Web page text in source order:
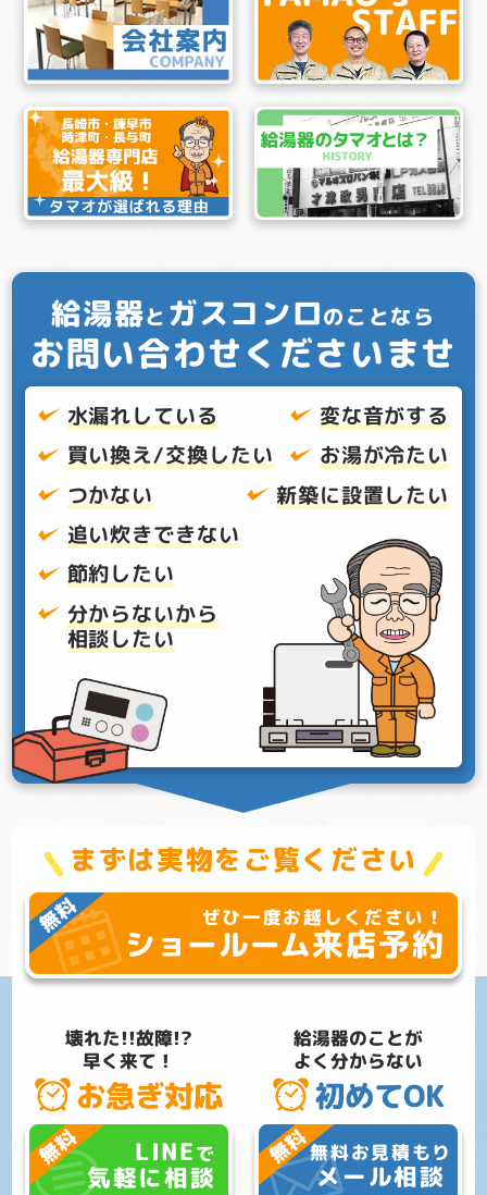
給湯器と ガスコンロのことなら
お問い合わせくださいませ
水漏れしている
変な音がする
買い換え/交換したい
お湯が冷たい
つかない
新築に設置したい
追い炊きできない
節約したい
分からないから
相談したい
まずは実物をご覧ください
壊れた!!故障!?
早く来て！
お急ぎ対応
LINEで
気軽に相談
給湯器のことが
よく分からない
初めてOK
無料お見積もり
メール相談
ぜひ一度お越しください！
ショールーム来店予約